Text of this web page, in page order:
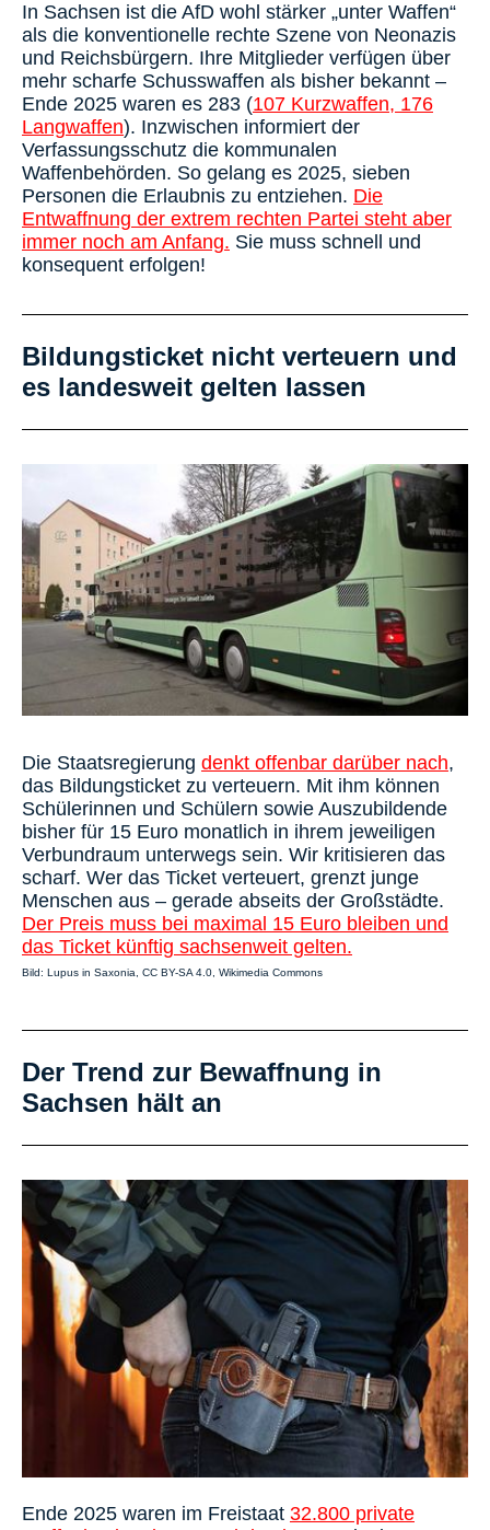
In Sachsen ist die AfD wohl stärker „unter Waffen“
als die konventionelle rechte Szene von Neonazis
und Reichsbürgern. Ihre Mitglieder verfügen über
mehr scharfe Schusswaffen als bisher bekannt –
Ende 2025 waren es 283 (107 Kurzwaffen, 176
Langwaffen). Inzwischen informiert der
Verfassungsschutz die kommunalen
Waffenbehörden. So gelang es 2025, sieben
Personen die Erlaubnis zu entziehen. Die
Entwaffnung der extrem rechten Partei steht aber
immer noch am Anfang. Sie muss schnell und
konsequent erfolgen!
Bildungsticket nicht verteuern und
es landesweit gelten lassen
Die Staatsregierung denkt offenbar darüber nach,
das Bildungsticket zu verteuern. Mit ihm können
Schülerinnen und Schülern sowie Auszubildende
bisher für 15 Euro monatlich in ihrem jeweiligen
Verbundraum unterwegs sein. Wir kritisieren das
scharf. Wer das Ticket verteuert, grenzt junge
Menschen aus – gerade abseits der Großstädte.
Der Preis muss bei maximal 15 Euro bleiben und
das Ticket künftig sachsenweit gelten.
Bild: Lupus in Saxonia, CC BY-SA 4.0, Wikimedia Commons
Der Trend zur Bewaffnung in
Sachsen hält an
Ende 2025 waren im Freistaat 32.800 private